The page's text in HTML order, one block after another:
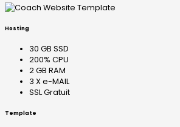
Hosting
30 GB SSD
200% CPU
2 GB RAM
3 X e-MAIL
SSL Gratuit
Template